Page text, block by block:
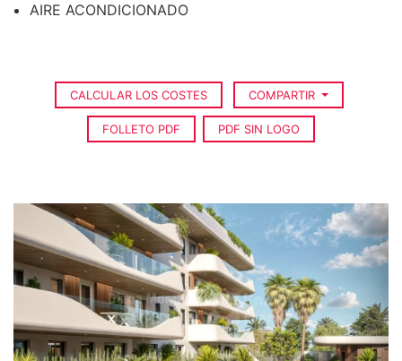
AIRE ACONDICIONADO
CALCULAR LOS COSTES COMPARTIR
FOLLETO PDF PDF SIN LOGO